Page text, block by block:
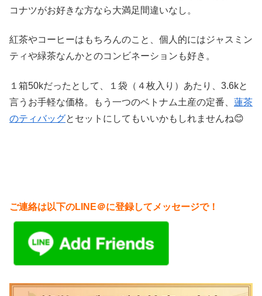
コナツがお好きな方なら大満足間違いなし。
紅茶やコーヒーはもちろんのこと、個人的にはジャスミン
ティや緑茶なんかとのコンビネーションも好き。
１箱50kだったとして、１袋（４枚入り）あたり、3.6kと
言うお手軽な価格。もう一つのベトナム土産の定番、 蓮茶
のティバッグとセットにしてもいいかもしれませんね😊
ご連絡は以下のLINE＠に登録してメッセージで！